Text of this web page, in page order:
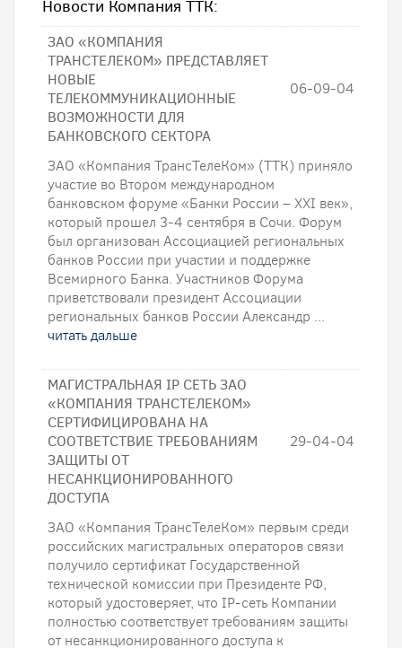
Новости Компания ТТК:
ЗАО «КОМПАНИЯ
ТРАНСТЕЛЕКОМ» ПРЕДСТАВЛЯЕТ
НОВЫЕ
ТЕЛЕКОММУНИКАЦИОННЫЕ
ВОЗМОЖНОСТИ ДЛЯ
БАНКОВСКОГО СЕКТОРА
06-09-04
ЗАО «Компания ТрансТелеКом» (ТТК) приняло
участие во Втором международном
банковском форуме «Банки России – XXI век»,
который прошел 3-4 сентября в Сочи. Форум
был организован Ассоциацией региональных
банков России при участии и поддержке
Всемирного Банка. Участников Форума
приветствовали президент Ассоциации
региональных банков России Александр ...
читать дальше
МАГИСТРАЛЬНАЯ IP СЕТЬ ЗАО
«КОМПАНИЯ ТРАНСТЕЛЕКОМ»
СЕРТИФИЦИРОВАНА НА
СООТВЕТСТВИЕ ТРЕБОВАНИЯМ
ЗАЩИТЫ ОТ
НЕСАНКЦИОНИРОВАННОГО
ДОСТУПА
29-04-04
ЗАО «Компания ТрансТелеКом» первым среди
российских магистральных операторов связи
получило сертификат Государственной
технической комиссии при Президенте РФ,
который удостоверяет, что IP-сеть Компании
полностью соответствует требованиям защиты
от несанкционированного доступа к